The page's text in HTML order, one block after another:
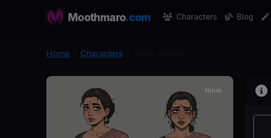
Moothmaro.com Characters Blog
Home Characters
Hindi